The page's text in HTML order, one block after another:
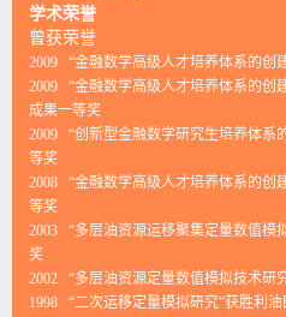
学术荣誉
曾获荣誉
2009 “金融数学高级人才培养体系的创
2009 “金融数学高级人才培养体系的创
成果一等奖
2009 “创新型金融数学研究生培养体系
等奖
2008 “金融数学高级人才培养体系的创
等奖
2003 “多层油资源运移聚集定量数值模
奖
2002 “多层油资源定量数值模拟技术研
1998 “二次运移定量模拟研究”获胜利